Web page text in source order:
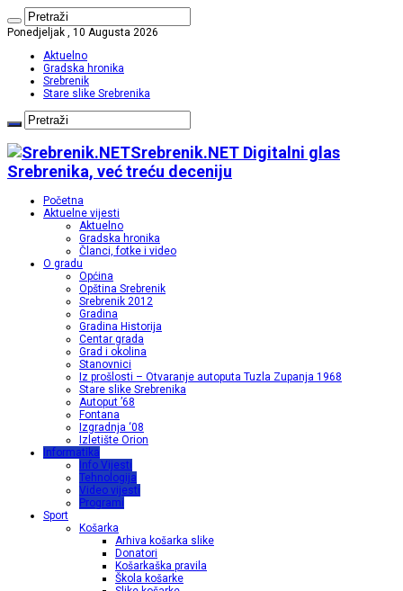
Ponedjeljak , 10 Augusta 2026
Aktuelno
Gradska hronika
Srebrenik
Stare slike Srebrenika
Srebrenik.NET Digitalni glas
Srebrenika, već treću deceniju
Početna
Aktuelne vijesti
Aktuelno
Gradska hronika
Članci, fotke i video
O gradu
Općina
Opština Srebrenik
Srebrenik 2012
Gradina
Gradina Historija
Centar grada
Grad i okolina
Stanovnici
Iz prošlosti – Otvaranje autoputa Tuzla Zupanja 1968
Stare slike Srebrenika
Autoput ’68
Fontana
Izgradnja ‘08
Izletište Orion
Informatika
Info Vijesti
Tehnologija
Video vijesti
Programi
Sport
Košarka
Arhiva košarka slike
Donatori
Košarkaška pravila
Škola košarke